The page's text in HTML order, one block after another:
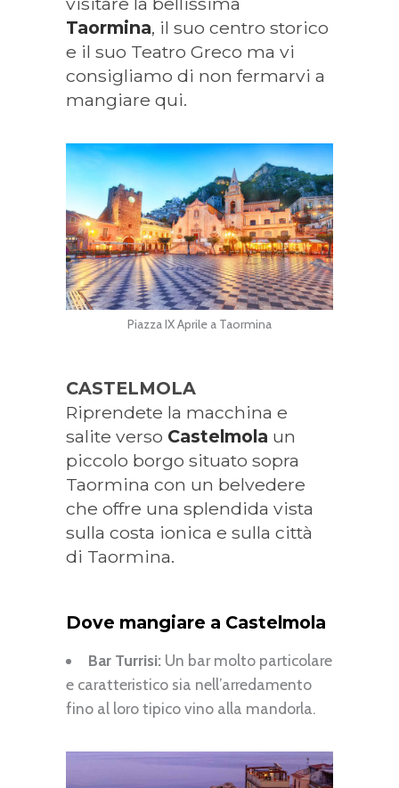
Taormina, il suo centro storico
e il suo Teatro Greco ma vi
consigliamo di non fermarvi a
mangiare qui.
Piazza IX Aprile a Taormina
CASTELMOLA
Riprendete la macchina e
salite verso Castelmola un
piccolo borgo situato sopra
Taormina con un belvedere
che offre una splendida vista
sulla costa ionica e sulla città
di Taormina.
Dove mangiare a Castelmola
Bar Turrisi: Un bar molto particolare
e caratteristico sia nell’arredamento
fino al loro tipico vino alla mandorla.